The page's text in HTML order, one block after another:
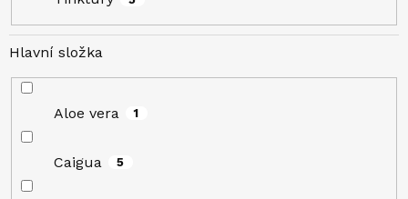
Hlavní složka
Aloe vera 1
Caigua 5